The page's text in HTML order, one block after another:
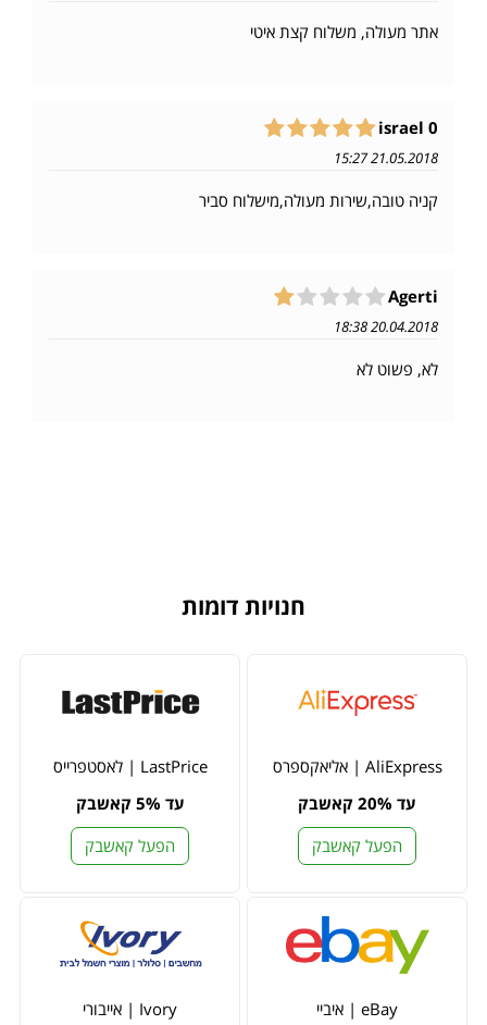
אתר מעולה, משלוח קצת איטי
israel 0
21.05.2018 15:27
קניה טובה,שירות מעולה,מישלוח סביר
Agerti
20.04.2018 18:38
לא, פשוט לא
חנויות דומות
AliExpress | אליאקספרס
עד 20% קאשבק
הפעל קאשבק
LastPrice | לאסטפרייס
עד 5% קאשבק
הפעל קאשבק
eBay | איביי
Ivory | אייבורי